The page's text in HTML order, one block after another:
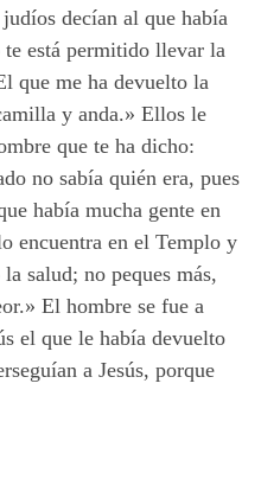
decían al que había
te está permitido llevar la
que me ha devuelto la
y anda.» Ellos le
que te ha dicho:
no sabía quién era, pues
había mucha gente en
encuentra en el Templo y
salud; no peques más,
El hombre se fue a
el que le había devuelto
a Jesús, porque